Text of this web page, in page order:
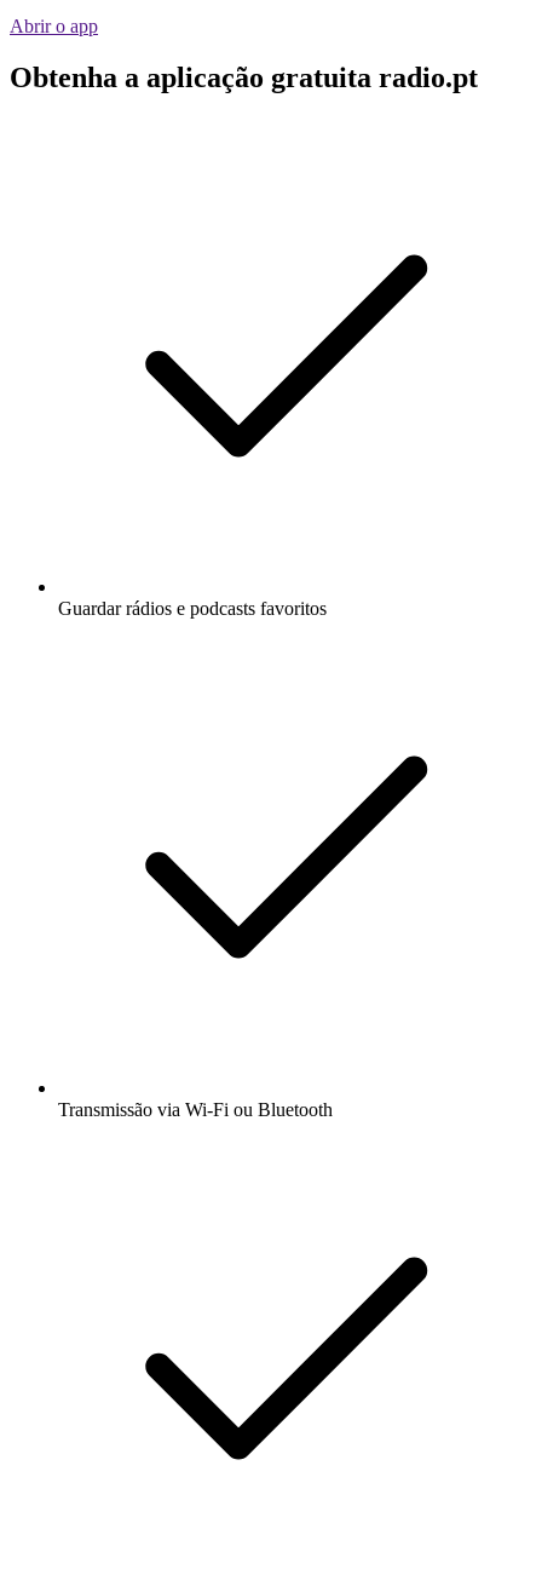
Abrir o app
Obtenha a aplicação gratuita radio.pt
Guardar rádios e podcasts favoritos
Transmissão via Wi-Fi ou Bluetooth